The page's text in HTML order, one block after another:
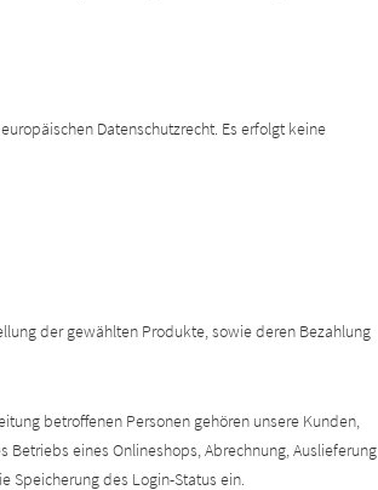
Datenschutzrecht. Es erfolgt keine
der gewählten Produkte, sowie deren Bezahlung
betroffenen Personen gehören unsere Kunden,
eines Onlineshops, Abrechnung, Auslieferung
Speicherung des Login-Status ein.